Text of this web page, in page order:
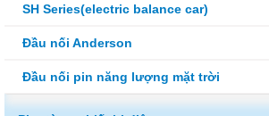
SH Series(electric balance car)
Đầu nối Anderson
Đầu nối pin năng lượng mặt trời